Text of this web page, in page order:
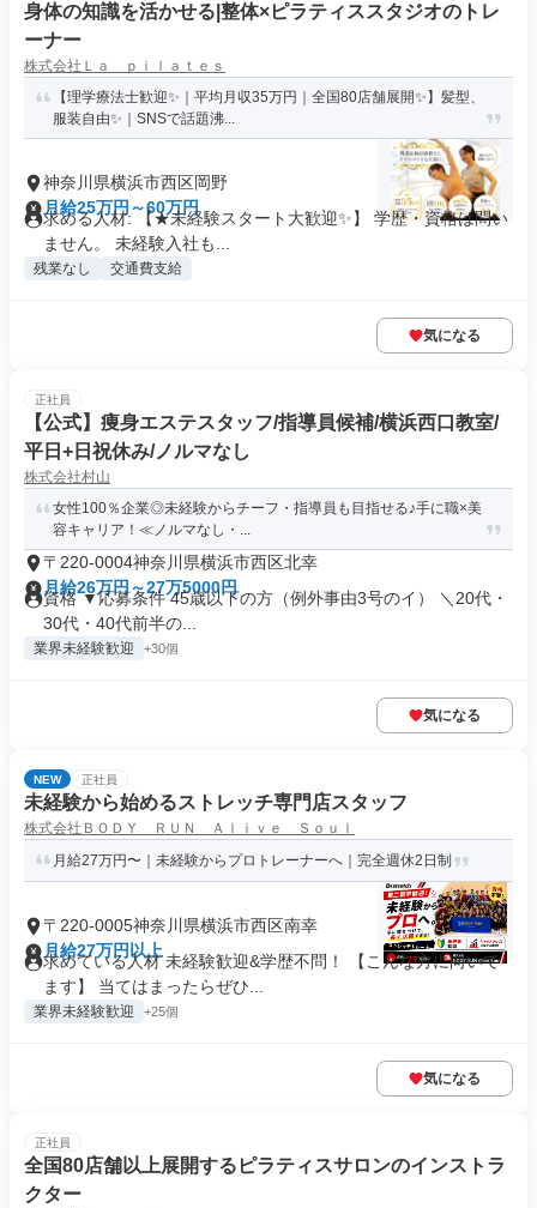
身体の知識を活かせる|整体×ピラティススタジオのトレ
ーナー
株式会社Ｌａ ｐｉｌａｔｅｓ
【理学療法士歓迎✨｜平均月収35万円｜全国80店舗展開✨】髪型、
服装自由✨｜SNSで話題沸...
神奈川県横浜市西区岡野
月給25万円～60万円
求める人材: 【★未経験スタート大歓迎✨】 学歴・資格は問い
ません。 未経験入社も...
残業なし 交通費支給
気になる
正社員
【公式】痩身エステスタッフ/指導員候補/横浜西口教室/
平日+日祝休み/ノルマなし
株式会社村山
女性100％企業◎未経験からチーフ・指導員も目指せる♪手に職×美
容キャリア！≪ノルマなし・...
〒220-0004神奈川県横浜市西区北幸
月給26万円～27万5000円
資格 ▼応募条件 45歳以下の方（例外事由3号のイ） ＼20代・
30代・40代前半の...
業界未経験歓迎 +30個
気になる
NEW 正社員
未経験から始めるストレッチ専門店スタッフ
株式会社ＢＯＤＹ ＲＵＮ Ａｌｉｖｅ Ｓｏｕｌ
月給27万円〜｜未経験からプロトレーナーへ｜完全週休2日制
〒220-0005神奈川県横浜市西区南幸
月給27万円以上
求めている人材 未経験歓迎&学歴不問！ 【こんな方に向いて
ます】 当てはまったらぜひ...
業界未経験歓迎 +25個
気になる
正社員
全国80店舗以上展開するピラティスサロンのインストラ
クター